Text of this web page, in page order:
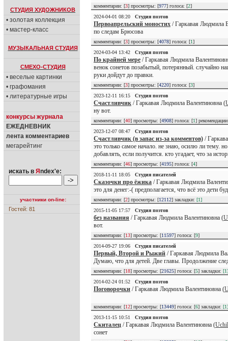
СТУДИЯ ХУДОЖНИКОВ
• золотая коллекция
• мастер-класс
МУЗЫКАЛЬНАЯ СТУДИЯ
СМЕХО-СТУДИЯ
• веселые картинки
• графомания
• литературные игры
конкурсы журнала
ЕЖЕДНЕВНИК
лента комментариев
мегарейтинг
искать в Я ndex'е:
участники on-line:
Гостей: 81
комментарии: [3] просмотры: [977] голоса: [2]
2024-04-01 08:20
Студия поэтов
Первоапрельский моностих / Гаркавая Людмила
по следам Брюсова
комментарии: [3] просмотры: [4078] голоса: [1]
2024-03-04 13:42
Студия поэтов
По крайней мере / Гаркавая Людмила
венок сонетов позабытый, потерянный. случайно
руки дойдут до правки.
комментарии: [3] просмотры: [4220] голоса: [3]
2023-12-11 16:15
Студия поэтов
Счастливчик / Гаркавая Людмила Валентиновна (
ну вот.
комментарии: [40] просмотры: [4908] голоса: [1]
2023-12-07 08:47
Студия поэтов
Счастливчик (в запас из-за комментов) /
это только самое начало. не знаю, осилю ли тему.
добавлять, если получится. кто угадает, что за
комментарии: [46] просмотры: [4195] голоса: [4]
2018-11-11 18:05
Студия писателей
Сказочки про ёжика / Гаркавая Людмила
это для денег:-( предполагается, что всё это дети
комментарии: [2] просмотры: [12112] закладки: [1]
2015-11-05 17:57
Студия поэтов
без названия / Гаркавая Людмила Валентиновна (
вот.
комментарии: [13] просмотры: [11597] голоса: [9]
2014-09-27 19:06
Студия писателей
Первый, Второй и Рыжий / Гаркавая Людмила
Думаю, что для детей. Две главы. Продолжение
комментарии: [18] просмотры: [21625] голоса: [5] закладки: [1]
2014-02-24 01:52
Студия поэтов
Поговорочки / Гаркавая Людмила Валентиновна (
комментарии: [12] просмотры: [13449] голоса: [6] закладки: [1]
2013-11-15 10:51
Студия поэтов
Скиталец / Гаркавая Людмила Валентиновна (
сонет